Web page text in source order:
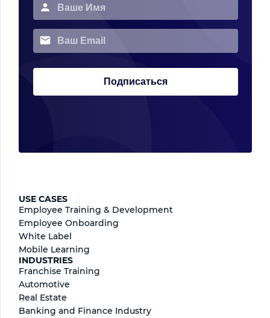
Подписаться
USE CASES
Employee Training & Development
Employee Onboarding
White Label
Mobile Learning
INDUSTRIES
Franchise Training
Automotive
Real Estate
Banking and Finance Industry